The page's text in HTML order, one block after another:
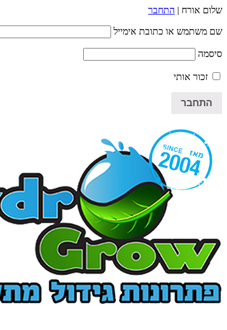
שלום אורח | התחבר
שם משתמש או כתובת אימייל
סיסמה
זכור אותי